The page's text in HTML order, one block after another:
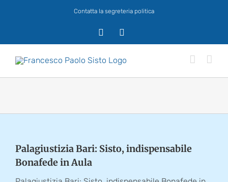
Contatta la segreteria politica
Palagiustizia Bari: Sisto, indispensabile
Bonafede in Aula